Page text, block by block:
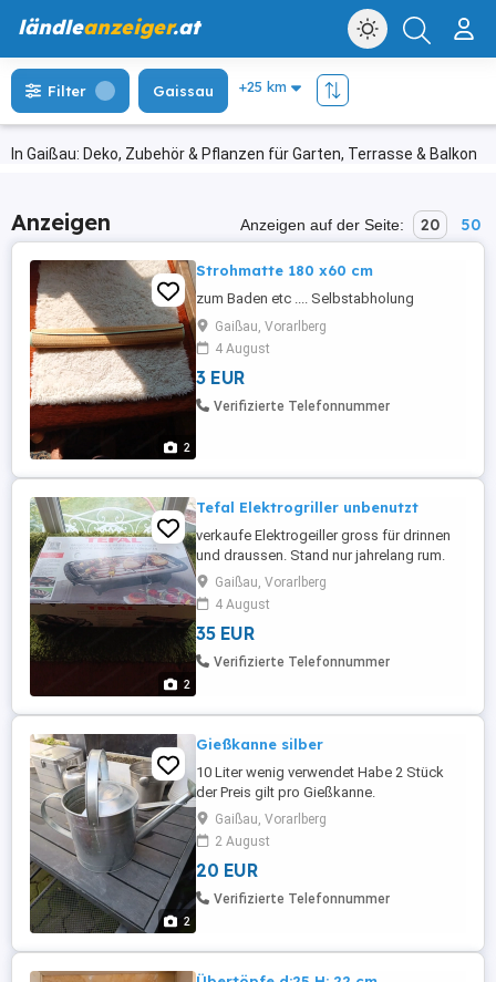
ländleanzeiger.at
In Gaißau: Deko, Zubehör & Pflanzen für Garten, Terrasse & Balkon
Filter Gaissau
Anzeigen Anzeigen auf der Seite: 20 50
2
Strohmatte 180 x60 cm
zum Baden etc .... Selbstabholung
Gaißau, Vorarlberg
4 August
3 EUR
Verifizierte Telefonnummer
2
Tefal Elektrogriller unbenutzt
verkaufe Elektrogeiller gross für drinnen
und draussen. Stand nur jahrelang rum.
Gaißau, Vorarlberg
4 August
35 EUR
Verifizierte Telefonnummer
2
Gießkanne silber
10 Liter wenig verwendet Habe 2 Stück
der Preis gilt pro Gießkanne.
Gaißau, Vorarlberg
2 August
20 EUR
Verifizierte Telefonnummer